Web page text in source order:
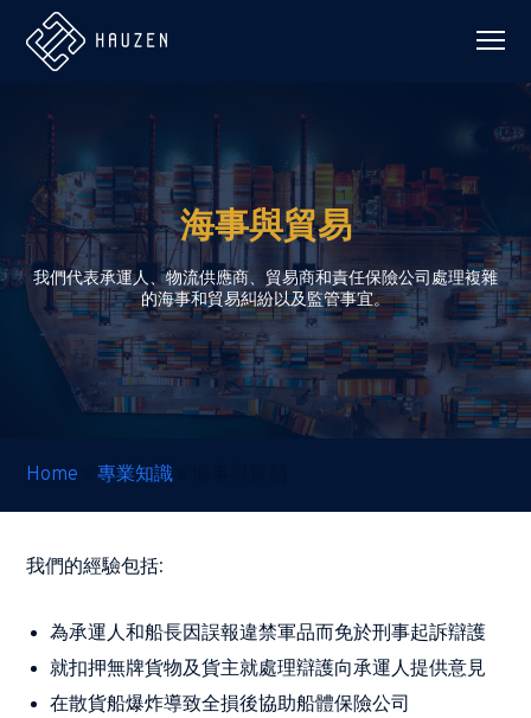
海事與貿易
我們代表承運人、物流供應商、貿易商和責任保險公司處理複雜
的海事和貿易糾紛以及監管事宜。
Home »專業知識
我們的經驗包括:
為承運人和船長因誤報違禁軍品而免於刑事起訴辯護
就扣押無牌貨物及貨主就處理辯護向承運人提供意見
在散貨船爆炸導致全損後協助船體保險公司